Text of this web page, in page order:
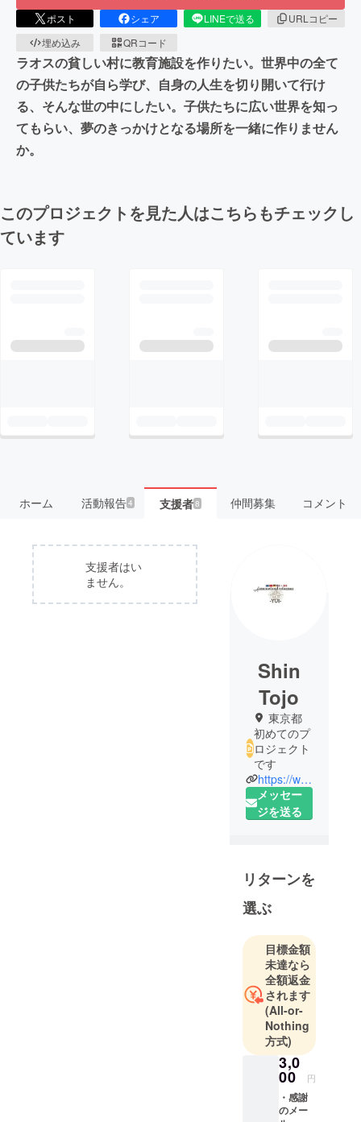
ポスト シェア LINEで送る
URLコピー
埋め込み
QRコード
ラオスの貧しい村に教育施設を作りたい。世界中の全て
の子供たちが自ら学び、自身の人生を切り開いて行け
る、そんな世の中にしたい。子供たちに広い世界を知っ
てもらい、夢のきっかけとなる場所を一緒に作りません
か。
このプロジェクトを見た人はこちらもチェックし
ています
ホーム 活動報告4 支援者8 仲間募集 コメント
支援者はい
ません。
Shin
Tojo
東京都
初めてのプ
ロジェクト
です
https://www.facebook.com/yuicompass/?eid=ARBX9HKSrOCE90sWeRdCY-3ghkr3dN8u-ynnfXDbBArO1mk4Fo1_t1z3ezyEomWbvegzXWAT7UsrhHUv
メッセー
ジを送る
リターンを
選ぶ
目標金額
未達なら
全額返金
されます
(All-or-
Nothing
方式)
3,0
00 円
・感謝
のメー